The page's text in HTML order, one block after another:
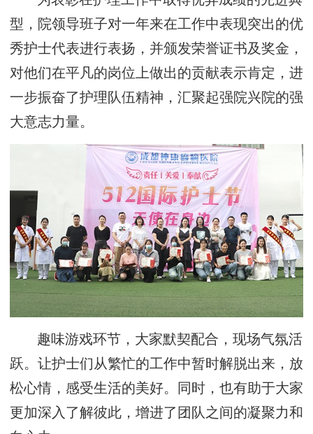
型，院领导班子对一年来在工作中表现突出的优
秀护士代表进行表扬，并颁发荣誉证书及奖金，
对他们在平凡的岗位上做出的贡献表示肯定，进
一步振奋了护理队伍精神，汇聚起强院兴院的强
大意志力量。
趣味游戏环节，大家默契配合，现场气氛活
跃。让护士们从繁忙的工作中暂时解脱出来，放
松心情，感受生活的美好。同时，也有助于大家
更加深入了解彼此，增进了团队之间的凝聚力和